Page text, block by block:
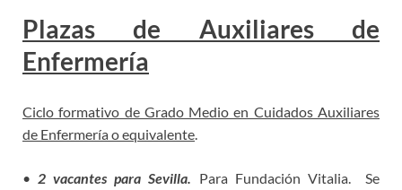
Plazas de Auxiliares de
Enfermería
Ciclo formativo de Grado Medio en Cuidados Auxiliares
de Enfermería o equivalente
• 2 vacantes para Sevilla.
Para Fundación Vitalia. Se